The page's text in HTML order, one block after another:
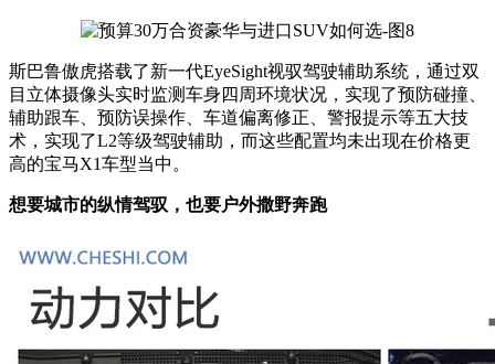
斯巴鲁傲虎搭载了新一代EyeSight视驭驾驶辅助系统，通过双
目立体摄像头实时监测车身四周环境状况，实现了预防碰撞、
辅助跟车、预防误操作、车道偏离修正、警报提示等五大技
术，实现了L2等级驾驶辅助，而这些配置均未出现在价格更
高的宝马X1车型当中。
想要城市的纵情驾驭，也要户外撒野奔跑